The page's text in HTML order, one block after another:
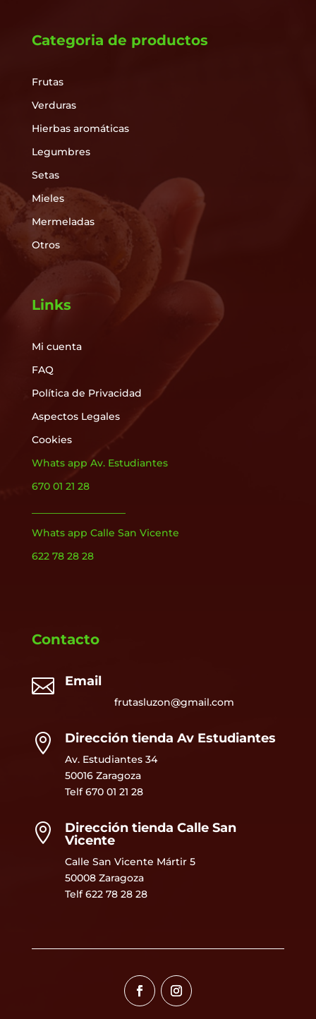
Categoria de productos
Frutas
Verduras
Hierbas aromáticas
Legumbres
Setas
Mieles
Mermeladas
Otros
Links
Mi cuenta
FAQ
Política de Privacidad
Aspectos Legales
Cookies
Whats app Av. Estudiantes
670 01 21 28
Whats app Calle San Vicente
622 78 28 28
Contacto
 Email
frutasluzon@gmail.com
 Dirección tienda Av Estudiantes
Av. Estudiantes 34
50016 Zaragoza
Telf670 01 21 28

Dirección tienda Calle San
Vicente
Calle San Vicente Mártir 5
50008 Zaragoza
Telf 622 78 28 28